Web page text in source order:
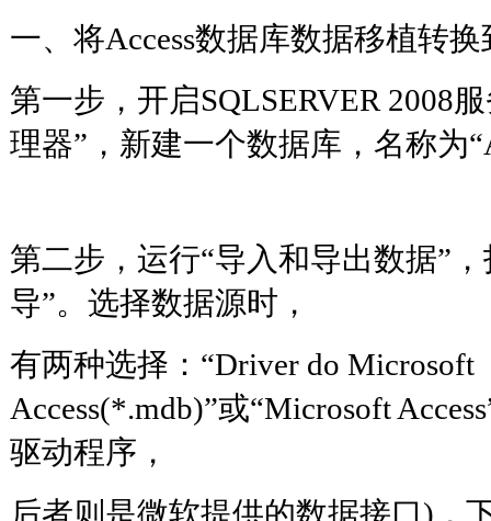
一、将Access数据库数据移植转换
第一步，开启SQLSERVER 2008
理器”，新建一个数据库，名称
第二步，运行“导入和导出数据”
导”。选择数据源时，
有两种选择：“Driver do Microsoft
Access(*.mdb)”或“Microsoft
驱动程序，
后者则是微软提供的数据接口